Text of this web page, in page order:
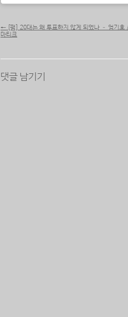
포스트 내비게이션
← [펌] 20대는 왜 투표하지 않게 되었나 – 엄기호
마티크
댓글 남기기